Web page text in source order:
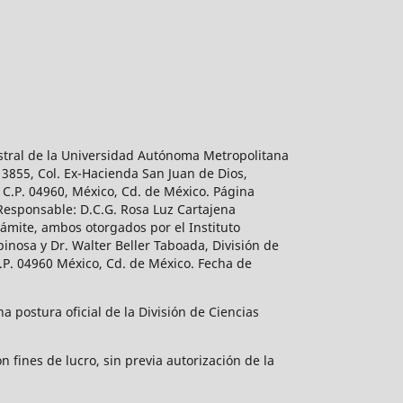
de la Universidad Autónoma Metropolitana
Col. Ex-Hacienda San Juan de Dios,
04960, México, Cd. de México. Página
D.C.G. Rosa Luz Cartajena
ambos otorgados por el Instituto
y Dr. Walter Beller Taboada, División de
04960 México, Cd. de México. Fecha de
postura oficial de la División de Ciencias
fines de lucro, sin previa autorización de la